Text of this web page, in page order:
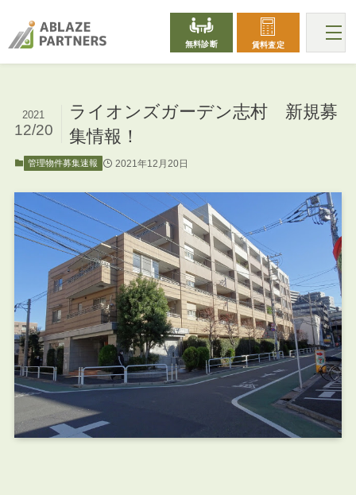
無料診断 賃料査定
ライオンズガーデン志村 新規募
集情報！
2021
12/20
管理物件募集速報 2021年12月20日